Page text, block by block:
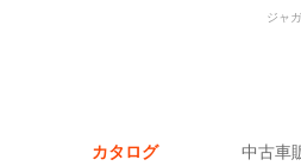
カタログ 中古車
ジャ